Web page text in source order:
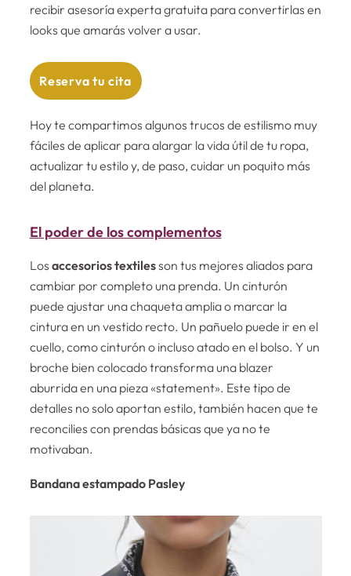
recibir asesoría experta gratuita para convertirlas en
looks que amarás volver a usar.
Reserva tu cita
Hoy te compartimos algunos trucos de estilismo muy
fáciles de aplicar para alargar la vida útil de tu ropa,
actualizar tu estilo y, de paso, cuidar un poquito más
del planeta.
El poder de los complementos
Los accesorios textilesson tus mejores aliados para
cambiar por completo una prenda. Un cinturón
puede ajustar una chaqueta amplia o marcar la
cintura en un vestido recto. Un pañuelo puede ir en el
cuello, como cinturón o incluso atado en el bolso. Y un
broche bien colocado transforma una blazer
aburrida en una pieza «statement». Este tipo de
detalles no solo aportan estilo, también hacen que te
reconcilies con prendas básicas que ya no te
motivaban.
Bandana estampado Pasley